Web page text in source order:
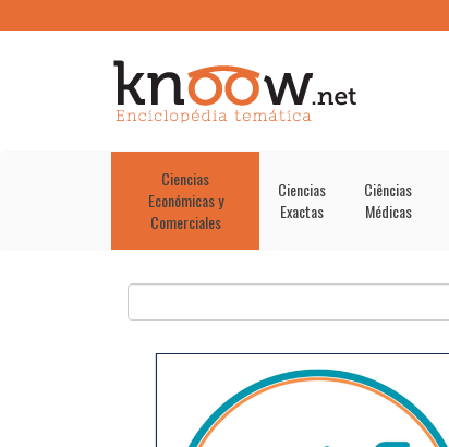
Ciencias
Económicas y
Comerciales
Ciencias
Exactas
Ciências
Médicas